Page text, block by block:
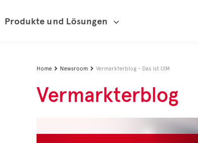
Produkte und Lösungen
Home  Newsroom  Vermarkterblog - Das ist UIM
Vermarkterblog